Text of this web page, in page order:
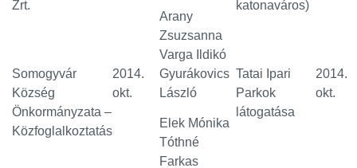
Zrt.
Arany
Zsuzsanna
Varga Ildikó
katonaváros)
Somogyvár
Község
Önkormányzata –
Közfoglalkoztatás
2014.
okt.
Gyurákovics
László
Elek Mónika
Tóthné
Farkas
Tatai Ipari
Parkok
látogatása
2014.
okt.